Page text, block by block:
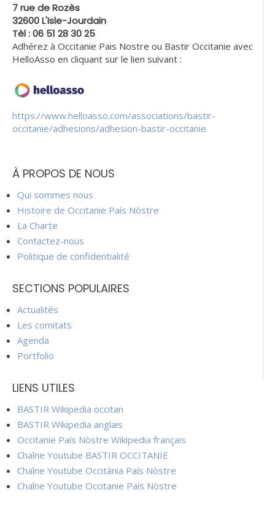
7 rue de Rozès
32600 L'Isle-Jourdain
Tèl : 06 51 28 30 25
Adhérez à Occitanie Pais Nostre ou Bastir Occitanie avec
HelloAsso en cliquant sur le lien suivant :
https://www.helloasso.com/associations/bastir-
occitanie/adhesions/adhesion-bastir-occitanie
À PROPOS DE NOUS
Qui sommes nous
Histoire de Occitanie País Nòstre
La Charte
Contactez-nous
Politique de confidentialité
SECTIONS POPULAIRES
Actualités
Les comitats
Agenda
Portfolio
LIENS UTILES
BASTIR Wikipedia occitan
BASTIR Wikipedia anglais
Occitanie País Nòstre Wikipedia français
Chaîne Youtube BASTIR OCCITANIE
Chaîne Youtube Occitània País Nòstre
Chaîne Youtube Occitanie País Nòstre